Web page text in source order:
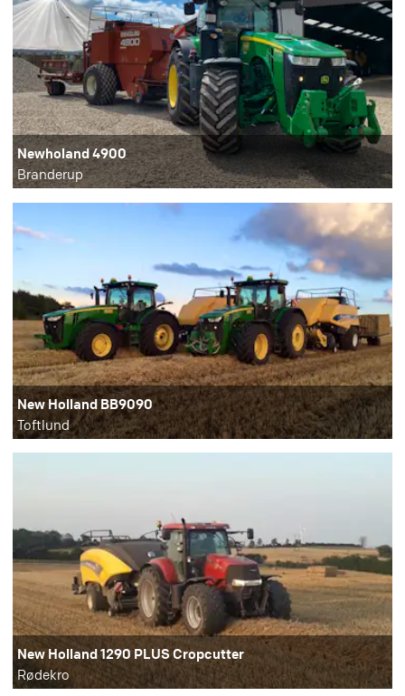
Newholand 4900
Branderup
New Holland BB9090
Toftlund
New Holland 1290 PLUS Cropcutter
Rødekro